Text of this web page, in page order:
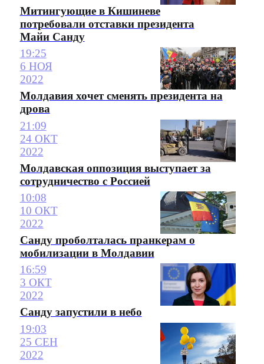
Митингующие в Кишиневе
потребовали отставки президента
Майи Санду
19:25
6 НОЯ
2022
Молдавия хочет сменять президента на
дрова
21:09
24 ОКТ
2022
Молдавская оппозиция выступает за
сотрудничество с Россией
10:08
10 ОКТ
2022
Санду проболталась пранкерам о
мобилизации в Молдавии
16:59
3 ОКТ
2022
Санду запустили в небо
19:03
25 СЕН
2022